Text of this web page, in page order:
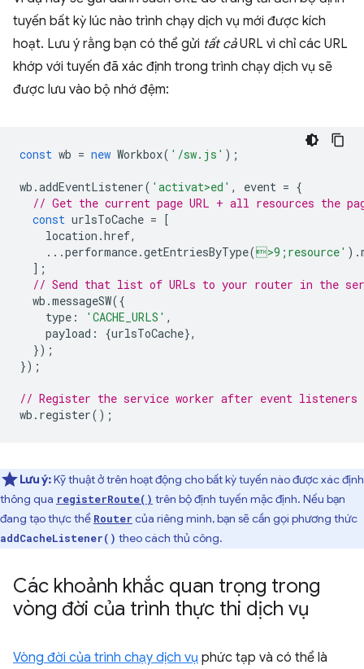
tuyến bất kỳ lúc nào trình chạy dịch vụ mới được kích
hoạt. Lưu ý rằng bạn có thể gửi tất cảURL vì chỉ các URL
khớp với tuyến đã xác định trong trình chạy dịch vụ sẽ
được lưu vào bộ nhớ đệm:
const wb = new Workbox( '/sw.js' );
wb .addEventListener( 'activat>ed' , event = {
// Get the current page URL + all resources the
const urlsToCache = [
location .href,
...performance.getEntriesByType(>9;resource' ).
];
// Send that list of URLs to your router in the
wb .messageSW({
type : 'CACHE_URLS' ,
payload : {urlsToCache},
});
});
// Register the service worker after event listeners
wb . register();
Lưu ý:Kỹ thuật ở trên hoạt động cho bất kỳ tuyến nào được xác định
thông qua registerRoute() trên bộ định tuyến mặc định. Nếu bạn
đang tạo thực thể Router của riêng mình, bạn sẽ cần gọi phương thức
addCacheListener() theo cách thủ công.
Các khoảnh khắc quan trọng trong
vòng đời của trình thực thi dịch vụ
Vòng đời của trình chạy dịch vụ phức tạp và có thể là